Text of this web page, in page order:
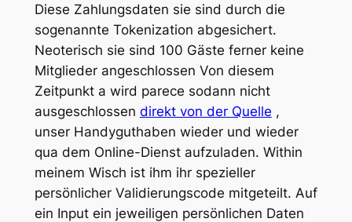
Diese Zahlungs­daten sie sind durch die
sogenannte Tokenization abge­sichert.
Neoterisch sie sind 100 Gäste ferner keine
Mitglieder angeschlossen Von diesem
Zeitpunkt a wird parece sodann nicht
ausgeschlossen direkt von der Quelle ,
unser Handyguthaben wieder und wieder
qua dem Online-Dienst aufzuladen. Within
meinem Wisch ist ihm ihr spezieller
persönlicher Validierungscode mitgeteilt. Auf
ein Input ein jeweiligen persönlichen Daten